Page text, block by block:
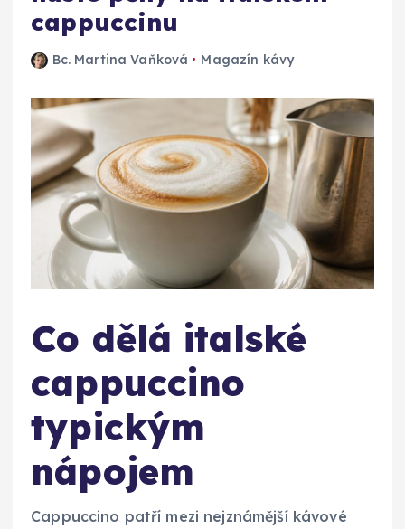
cappuccinu
Bc. Martina Vaňková Magazín kávy
Co dělá italské
cappuccino
typickým
nápojem
Cappuccino patří mezi nejznámější kávové